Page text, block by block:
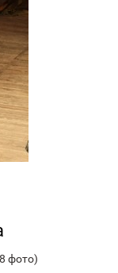
фото)